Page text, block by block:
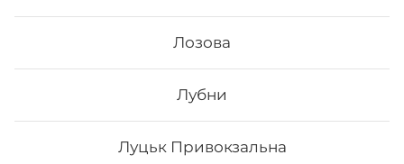
Лозова
Лубни
Луцьк Привокзальна
612₴ Хочу